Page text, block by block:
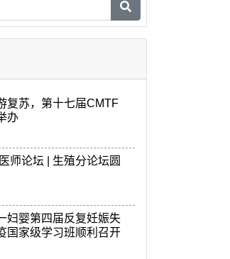
复苏，第十七届CMTF
办
师论坛 | 生殖分论坛圆
妇婴第四届反复妊娠失
国家级学习班顺利召开